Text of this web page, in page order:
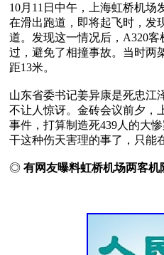
10月11日中午，上海虹桥机场
在滑出跑道，即将起飞时，发
道。发现这一情况后，A320
过，避免了相撞事故。当时两
距13米。
山东省委书记姜异康是死忠江
不让人惊讶。金砖会议前夕，
事件，打算制造死439人的大
干这种伤天害理的事了，只能
◎ 有网友曝料虹桥机场两客机